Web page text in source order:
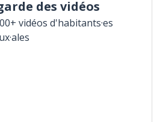
des vidéos
vidéos d'habitants·es